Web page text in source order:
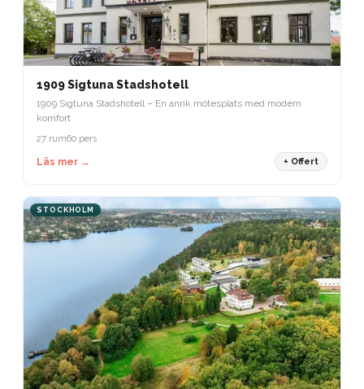
1909 Sigtuna Stadshotell
1909 Sigtuna Stadshotell – En anrik mötesplats med modern
komfort
27 rum60 pers
Läs mer → + Offert
STOCKHOLM